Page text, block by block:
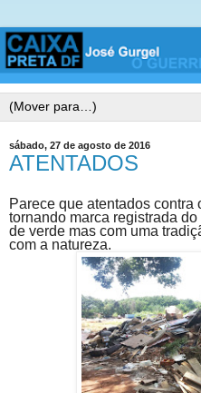
sábado, 27 de agosto de 2016
ATENTADOS
Parece que atentados contra
tornando marca registrada
de verde mas com uma
com a natureza.